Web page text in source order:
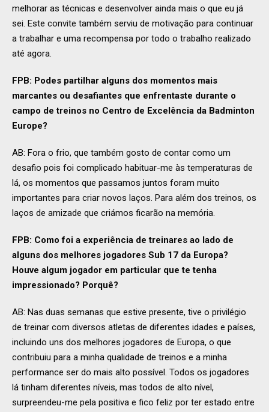
melhorar as técnicas e desenvolver ainda mais o que eu já
sei. Este convite também serviu de motivação para continuar
a trabalhar e uma recompensa por todo o trabalho realizado
até agora.
FPB: Podes partilhar alguns dos momentos mais
marcantes ou desafiantes que enfrentaste durante o
campo de treinos no Centro de Excelência da Badminton
Europe?
AB: Fora o frio, que também gosto de contar como um
desafio pois foi complicado habituar-me às temperaturas de
lá, os momentos que passamos juntos foram muito
importantes para criar novos laços. Para além dos treinos, os
laços de amizade que criámos ficarão na memória.
FPB: Como foi a experiência de treinares ao lado de
alguns dos melhores jogadores Sub 17 da Europa?
Houve algum jogador em particular que te tenha
impressionado? Porquê?
AB: Nas duas semanas que estive presente, tive o privilégio
de treinar com diversos atletas de diferentes idades e países,
incluindo uns dos melhores jogadores de Europa, o que
contribuiu para a minha qualidade de treinos e a minha
performance ser do mais alto possível. Todos os jogadores
lá tinham diferentes níveis, mas todos de alto nível,
surpreendeu-me pela positiva e fico feliz por ter estado entre